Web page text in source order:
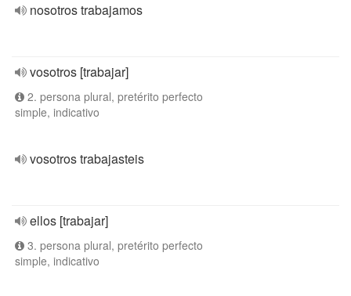
nosotros trabajamos
vosotros [trabajar]
2. persona plural, pretérito perfecto
simple, indicativo
vosotros trabajasteis
ellos [trabajar]
3. persona plural, pretérito perfecto
simple, indicativo